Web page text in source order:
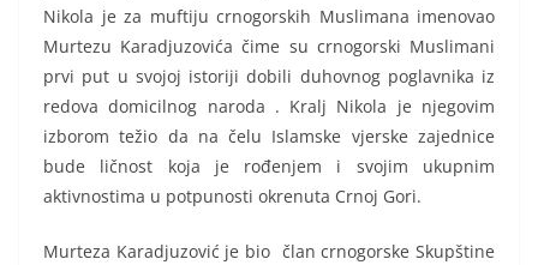
Nikola je za muftiju crnogorskih Muslimana imenovao
Murtezu Karadjuzovića čime su crnogorski Muslimani
prvi put u svojoj istoriji dobili duhovnog poglavnika iz
redova domicilnog naroda . Kralj Nikola je njegovim
izborom težio da na čelu Islamske vjerske zajednice
bude ličnost koja je rođenjem i svojim ukupnim
aktivnostima u potpunosti okrenuta Crnoj Gori.
Murteza Karadjuzović je bio član crnogorske Skupštine